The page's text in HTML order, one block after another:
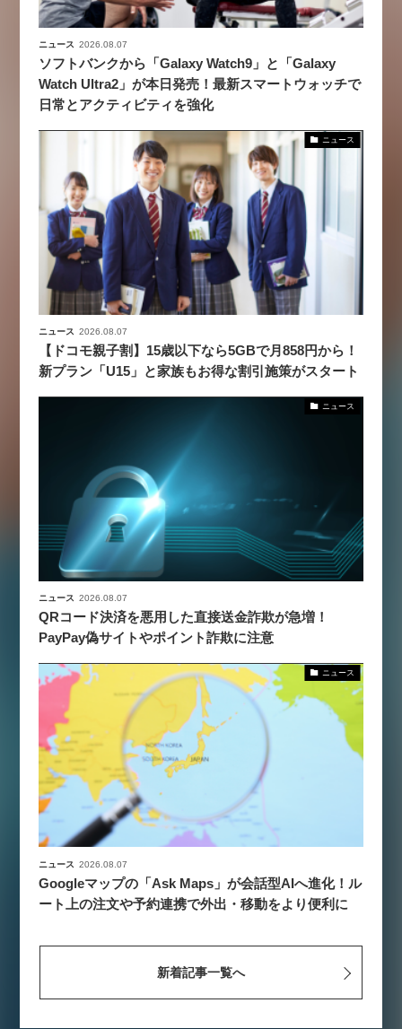
ニュース 2026.08.07
ソフトバンクから「Galaxy Watch9」と「Galaxy
Watch Ultra2」が本日発売！最新スマートウォッチで
日常とアクティビティを強化
ニュース
ニュース 2026.08.07
【ドコモ親子割】15歳以下なら5GBで月858円から！
新プラン「U15」と家族もお得な割引施策がスタート
ニュース
ニュース 2026.08.07
QRコード決済を悪用した直接送金詐欺が急増！
PayPay偽サイトやポイント詐欺に注意
ニュース
ニュース 2026.08.07
Googleマップの「Ask Maps」が会話型AIへ進化！ル
ート上の注文や予約連携で外出・移動をより便利に
新着記事一覧へ